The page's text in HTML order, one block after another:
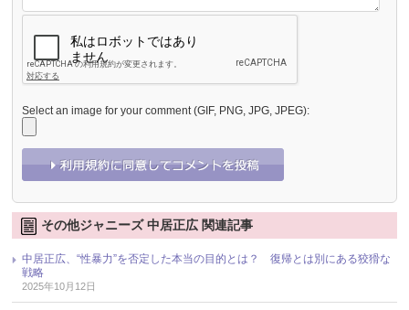
Select an image for your comment (GIF, PNG, JPG, JPEG):
その他ジャニーズ 中居正広 関連記事
中居正広、“性暴力”を否定した本当の目的とは？ 復帰とは別にある狡猾な
戦略
2025年10月12日